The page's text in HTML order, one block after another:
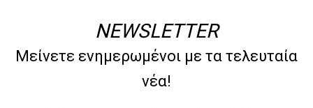
08:47
10-02-2026 Διαρκής Επιτροπή Μορφωτικών
Υποθέσεων
NEWSLETTER
Μείνετε ενημερωμένοι με τα τελευταία
νέα!